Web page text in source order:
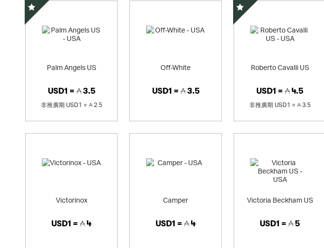
Palm Angels US
USD1 = 3.5
非推廣期 USD1 = 2.5
精選優惠
Off-White
USD1 = 3.5
Roberto Cavalli US
USD1 = 4.5
非推廣期 USD1 = 3.5
精選優惠
Victorinox
USD1 = 4
Camper
USD1 = 4
Victoria Beckham US
USD1 = 5